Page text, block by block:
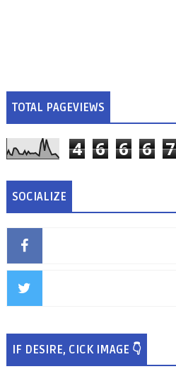
TOTAL PAGEVIEWS
4 6 6 6 7
SOCIALIZE
IF DESIRE, CICK IMAGE 👇